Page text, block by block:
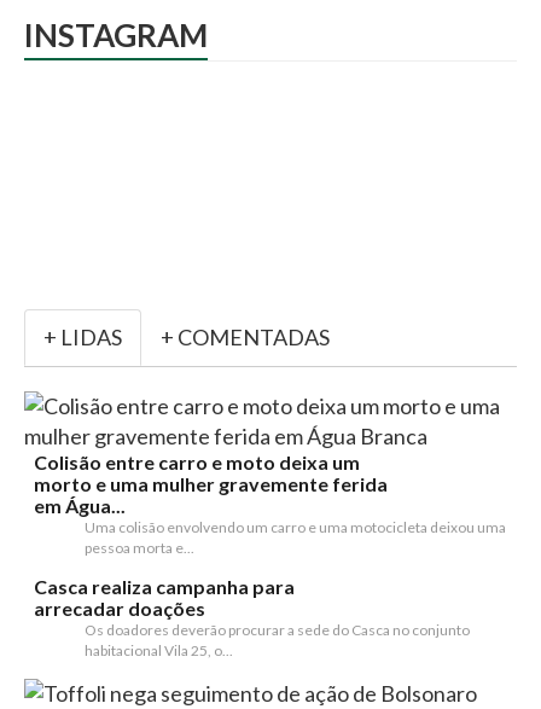
INSTAGRAM
+ LIDAS + COMENTADAS
Colisão entre carro e moto deixa um
morto e uma mulher gravemente ferida
em Água...
Uma colisão envolvendo um carro e uma motocicleta deixou uma
pessoa morta e...
Casca realiza campanha para
arrecadar doações
Os doadores deverão procurar a sede do Casca no conjunto
habitacional Vila 25, o...